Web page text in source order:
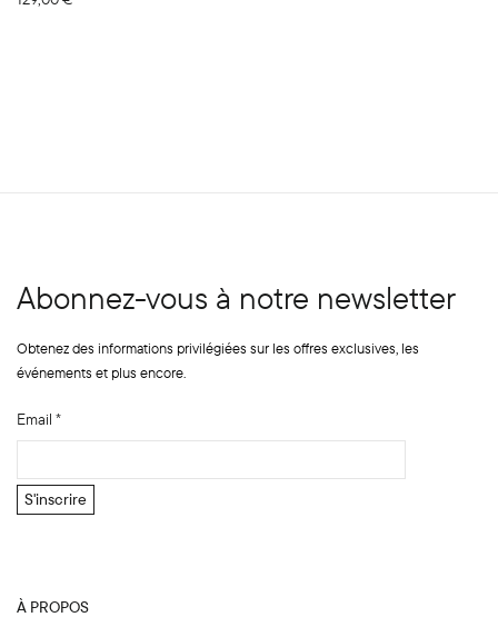
Abonnez-vous à notre newsletter
Obtenez des informations privilégiées sur les offres exclusives, les
événements et plus encore.
Email *
i
S'inscrire
À PROPOS